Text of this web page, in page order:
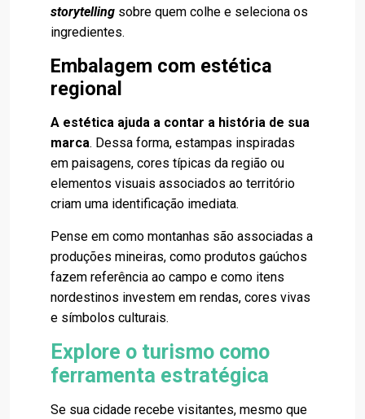
storytelling sobre quem colhe e seleciona os
ingredientes.
Embalagem com estética
regional
A estética ajuda a contar a história de sua
marca. Dessa forma, estampas inspiradas
em paisagens, cores típicas da região ou
elementos visuais associados ao território
criam uma identificação imediata.
Pense em como montanhas são associadas a
produções mineiras, como produtos gaúchos
fazem referência ao campo e como itens
nordestinos investem em rendas, cores vivas
e símbolos culturais.
Explore o turismo como
ferramenta estratégica
Se sua cidade recebe visitantes, mesmo que